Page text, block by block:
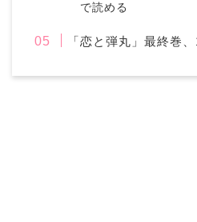
で読める
「恋と弾丸」最終巻